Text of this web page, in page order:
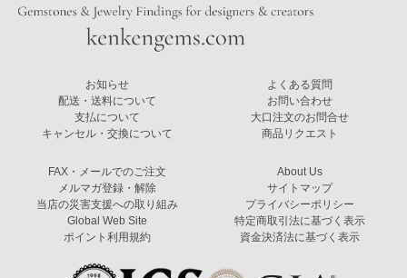
お知らせ
配送・送料について
支払について
キャンセル・交換について
よくある質問
お問い合わせ
大口注文のお問合せ
商品リクエスト
FAX・メールでのご注文
メルマガ登録・解除
当店の災害支援への取り組み
Global Web Site
ポイント利用規約
About Us
サイトマップ
プライバシーポリシー
特定商取引法に基づく表示
資金決済法に基づく表示